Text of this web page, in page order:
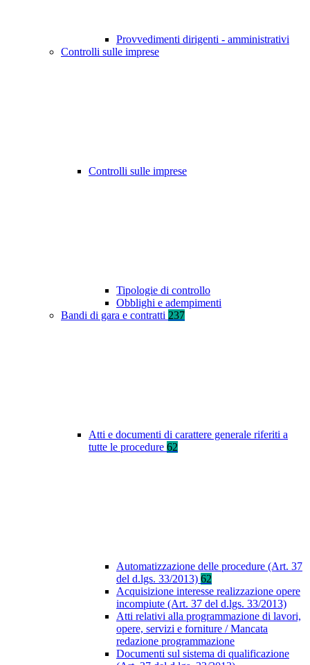
Provvedimenti dirigenti - amministrativi
Controlli sulle imprese
Controlli sulle imprese
Tipologie di controllo
Obblighi e adempimenti
Bandi di gara e contratti 237
Atti e documenti di carattere generale riferiti a
tutte le procedure 62
Automatizzazione delle procedure (Art. 37
del d.lgs. 33/2013) 62
Acquisizione interesse realizzazione opere
incompiute (Art. 37 del d.lgs. 33/2013)
Atti relativi alla programmazione di lavori,
opere, servizi e forniture / Mancata
redazione programmazione
Documenti sul sistema di qualificazione